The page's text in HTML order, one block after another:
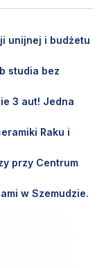
unijnej i budżetu
studia bez
3 aut! Jedna
Raku i
przy Centrum
w Szemudzie.